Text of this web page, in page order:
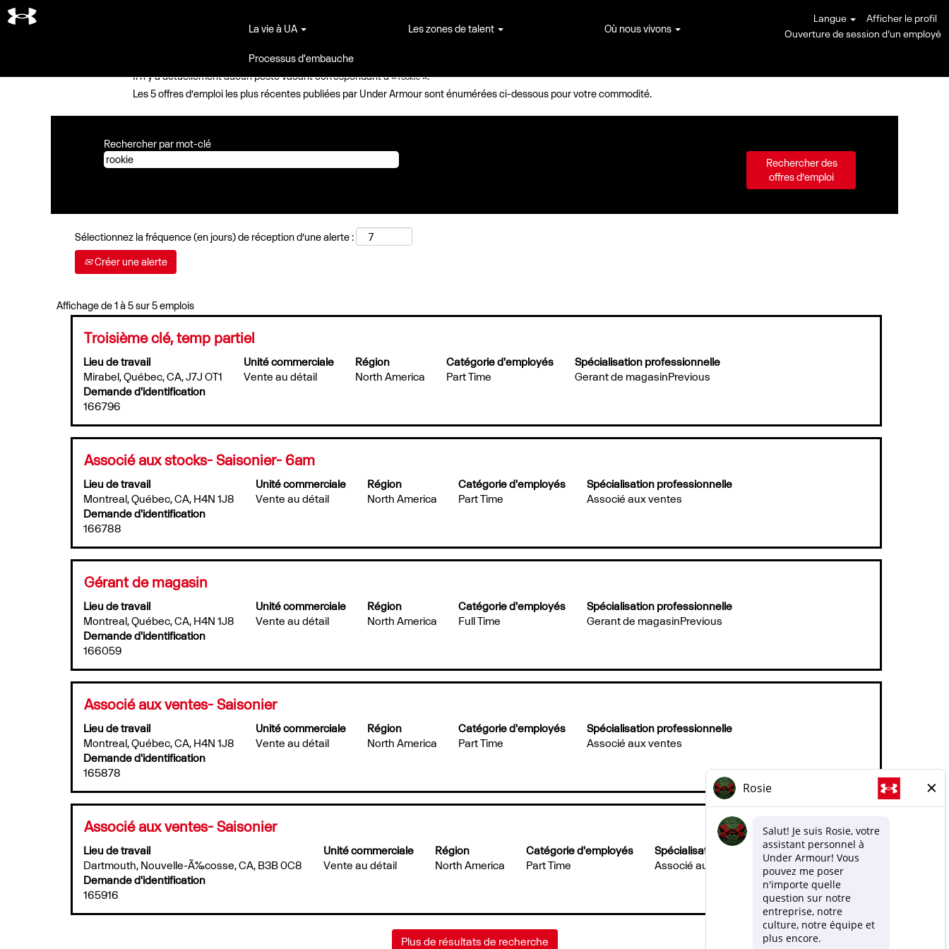
La vie à UA Les zones de talent Où nous vivons
Processus d'embauche
Langue
Afficher le profil
Ouverture de session d’un employé
actuelle)
Il n’y a actuellement aucun poste vacant correspondant à «rookie».
Les 5 offres d’emploi les plus récentes publiées par Under Armour sont énumérées ci-dessous pour votre commodité.
Rechercher par mot-clé
Sélectionnez la fréquence (en jours) de réception d’une alerte :
Créer une alerte
Affichage de 1 à 5 sur 5 emploisRésultats
de
la
recherche
"rookie".
Affichage
sur
Utilisez
la
de
tabulation
parcourir
liste
Sélectionnez
emploi
pour
vous
détails.
Titre
Troisième clé, temp partiel
Lieu de travail
Mirabel, Québec, CA, J7J OT1
Unité commerciale
Vente au détail
Région
North America
Catégorie d'employés
Part Time
Spécialisation professionnelle
Gerant de magasinPrevious
Demande d'identification
166796
Sélectionner
moyen
de
la
barre
tout
contenu
des
renseignements
sur
l’emploi.
Titre
Associé aux stocks- Saisonier- 6am
Lieu de travail
Montreal, Québec, CA, H4N 1J8
Unité commerciale
Vente au détail
Région
North America
Catégorie d'employés
Part Time
Spécialisation professionnelle
Associé aux ventes
Demande d'identification
166788
Sélectionner
moyen
de
la
barre
tout
contenu
des
renseignements
sur
l’emploi.
Titre
Gérant de magasin
Lieu de travail
Montreal, Québec, CA, H4N 1J8
Unité commerciale
Vente au détail
Région
North America
Catégorie d'employés
Full Time
Spécialisation professionnelle
Gerant de magasinPrevious
Demande d'identification
166059
Sélectionner
moyen
de
la
barre
tout
contenu
des
renseignements
sur
l’emploi.
Titre
Associé aux ventes- Saisonier
Lieu de travail
Montreal, Québec, CA, H4N 1J8
Unité commerciale
Vente au détail
Région
North America
Catégorie d'employés
Part Time
Spécialisation professionnelle
Associé aux ventes
Demande d'identification
165878
Sélectionner
moyen
de
la
barre
tout
contenu
des
renseignements
sur
l’emploi.
Titre
Associé aux ventes- Saisonier
Lieu de travail
Dartmouth, Nouvelle-Ã‰cosse, CA, B3B 0C8
Unité commerciale
Vente au détail
Région
North America
Catégorie d'employés
Part Time
Spécialisation professionnelle
Associé aux ventes
Demande d'identification
165916
Sélectionner
moyen
de
la
barre
Plus de résultats de recherche